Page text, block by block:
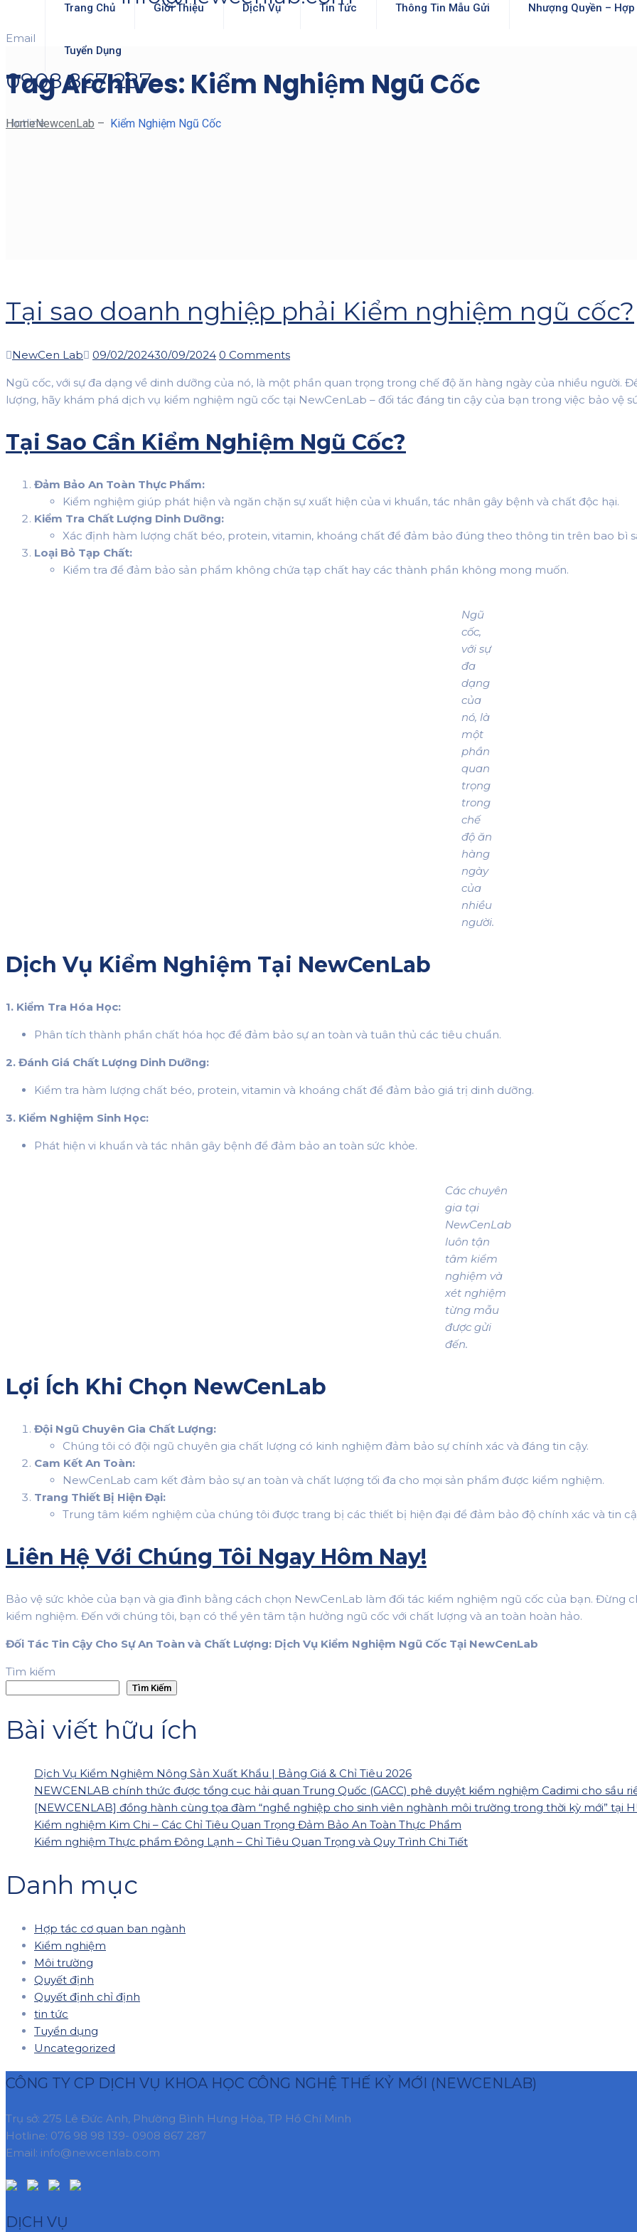
Email
0908 867 287
Hotline
Trang Chủ Giới Thiệu Dịch Vụ Tin Tức Thông Tin Mẫu Gửi Nhượng Quyền –
Tuyển Dụng
Tag Archives: Kiểm Nghiệm Ngũ Cốc
HomeNewcenLab – Kiểm Nghiệm Ngũ Cốc
Tại sao doanh nghiệp phải Kiểm nghiệm ngũ cốc?
Author
NewCen Lab
Posted
09/02/202430/09/2024 0 Comments
Ngũ cốc, với sự đa dạng về dinh dưỡng của nó, là một phần quan trọng trong chế độ ăn hàng ngày của nhiều người.
lượng, hãy khám phá dịch vụ kiểm nghiệm ngũ cốc tại NewCenLab – đối tác đáng tin cậy của bạn trong việc bảo vệ
Tại Sao Cần Kiểm Nghiệm Ngũ Cốc?
Đảm Bảo An Toàn Thực Phẩm:
Kiểm nghiệm giúp phát hiện và ngăn chặn sự xuất hiện của vi khuẩn, tác nhân gây bệnh và chất độc hại.
Kiểm Tra Chất Lượng Dinh Dưỡng:
Xác định hàm lượng chất béo, protein, vitamin, khoáng chất để đảm bảo đúng theo thông tin trên bao bì
Loại Bỏ Tạp Chất:
Kiểm tra để đảm bảo sản phẩm không chứa tạp chất hay các thành phần không mong muốn.
Ngũ
cốc,
với sự
đa
dạng
của
nó, là
một
phần
quan
trọng
trong
chế
độ ăn
hàng
ngày
của
nhiều
người.
Dịch Vụ Kiểm Nghiệm Tại NewCenLab
1. Kiểm Tra Hóa Học:
Phân tích thành phần chất hóa học để đảm bảo sự an toàn và tuân thủ các tiêu chuẩn.
2. Đánh Giá Chất Lượng Dinh Dưỡng:
Kiểm tra hàm lượng chất béo, protein, vitamin và khoáng chất để đảm bảo giá trị dinh dưỡng.
3. Kiểm Nghiệm Sinh Học:
Phát hiện vi khuẩn và tác nhân gây bệnh để đảm bảo an toàn sức khỏe.
Các chuyên
gia tại
NewCenLab
luôn tận
tâm kiểm
nghiệm và
xét nghiệm
từng mẫu
được gửi
đến.
Lợi Ích Khi Chọn NewCenLab
Đội Ngũ Chuyên Gia Chất Lượng:
Chúng tôi có đội ngũ chuyên gia chất lượng có kinh nghiệm đảm bảo sự chính xác và đáng tin cậy.
Cam Kết An Toàn:
NewCenLab cam kết đảm bảo sự an toàn và chất lượng tối đa cho mọi sản phẩm được kiểm nghiệm.
Trang Thiết Bị Hiện Đại:
Trung tâm kiểm nghiệm của chúng tôi được trang bị các thiết bị hiện đại để đảm bảo độ chính xác và tin
Liên Hệ Với Chúng Tôi Ngay Hôm Nay!
Bảo vệ sức khỏe của bạn và gia đình bằng cách chọn NewCenLab làm đối tác kiểm nghiệm ngũ cốc của bạn. Đừng
kiểm nghiệm. Đến với chúng tôi, bạn có thể yên tâm tận hưởng ngũ cốc với chất lượng và an toàn hoàn hảo.
Đối Tác Tin Cậy Cho Sự An Toàn và Chất Lượng: Dịch Vụ Kiểm Nghiệm Ngũ Cốc Tại NewCenLab
Tìm kiếm
Tìm Kiếm
Bài viết hữu ích
Dịch Vụ Kiểm Nghiệm Nông Sản Xuất Khẩu | Bảng Giá & Chỉ Tiêu 2026
NEWCENLAB chính thức được tổng cục hải quan Trung Quốc (GACC) phê duyệt kiểm nghiệm Cadimi cho sầu
[NEWCENLAB] đồng hành cùng tọa đàm “nghề nghiệp cho sinh viên nghành môi trường trong thời kỳ mới” tại
Kiểm nghiệm Kim Chi – Các Chỉ Tiêu Quan Trọng Đảm Bảo An Toàn Thực Phẩm
Kiểm nghiệm Thực phẩm Đông Lạnh – Chỉ Tiêu Quan Trọng và Quy Trình Chi Tiết
Danh mục
Hợp tác cơ quan ban ngành
Kiểm nghiệm
Môi trường
Quyết định
Quyết định chỉ định
tin tức
Tuyển dụng
Uncategorized
CÔNG TY CP DỊCH VỤ KHOA HỌC CÔNG NGHỆ THẾ KỶ MỚI (NEWCENLAB)
Trụ sở: 275 Lê Đức Anh, Phường Bình Hưng Hòa, TP Hồ Chí Minh
Hotline: 076 98 98 139- 0908 867 287
Email: info@newcenlab.com
DỊCH VỤ